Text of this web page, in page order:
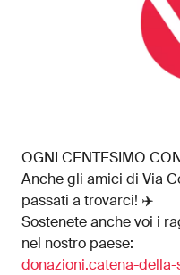
OGNI CENTESIMO
Anche gli amici di Via
passati a trovarci! ✈️
Sostenete anche voi i
nel nostro paese:
donazioni.catena-